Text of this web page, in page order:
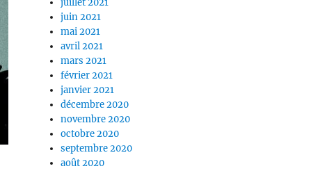
juillet 2021
juin 2021
mai 2021
avril 2021
mars 2021
février 2021
janvier 2021
décembre 2020
novembre 2020
octobre 2020
septembre 2020
août 2020